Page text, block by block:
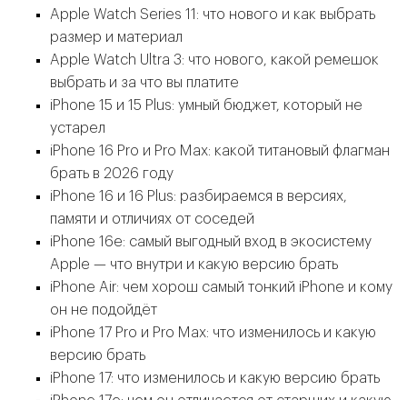
Apple Watch Series 11: что нового и как выбрать
размер и материал
Apple Watch Ultra 3: что нового, какой ремешок
выбрать и за что вы платите
iPhone 15 и 15 Plus: умный бюджет, который не
устарел
iPhone 16 Pro и Pro Max: какой титановый флагман
брать в 2026 году
iPhone 16 и 16 Plus: разбираемся в версиях,
памяти и отличиях от соседей
iPhone 16e: самый выгодный вход в экосистему
Apple — что внутри и какую версию брать
iPhone Air: чем хорош самый тонкий iPhone и кому
он не подойдёт
iPhone 17 Pro и Pro Max: что изменилось и какую
версию брать
iPhone 17: что изменилось и какую версию брать